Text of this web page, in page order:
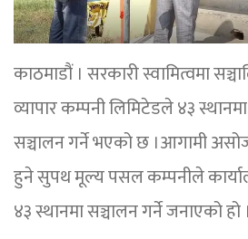
काठमाडौं । सरकारी स्वामित्वमा
व्यापार कम्पनी लिमिटेडले ४३
सञ्चालन गर्ने भएको छ ।आगामी
हुने सुपथ मूल्य पसल कम्पनीले
४३ स्थानमा सञ्चालन गर्ने जनाएको हो ।